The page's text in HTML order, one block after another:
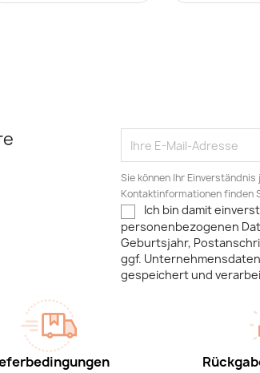
Sie können Ihr
Kontaktinformationen finden
Ich bin damit
personenbezogenen
Geburtsjahr,
ggf.
gespeichert und